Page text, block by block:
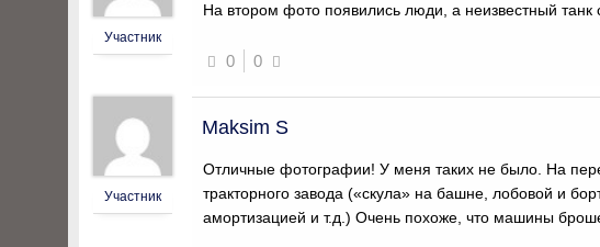
Участник
На втором фото появились люди, а неизвестный танк
0 0
Участник
Maksim S
Отличные фотографии! У меня таких не было. На
тракторного завода («скула» на башне, лобовой и
амортизацией и т.д.) Очень похоже, что машины